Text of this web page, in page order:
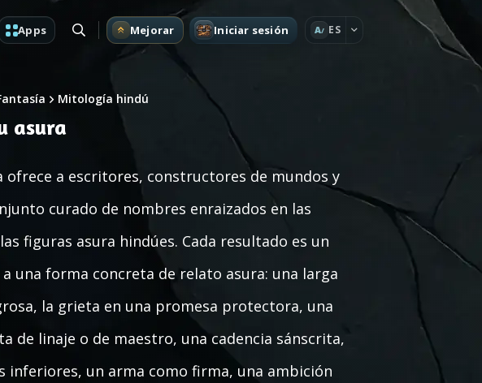
Apps Mejorar Iniciar sesión A ES
Mitología hindú
asura
ofrece a escritores, constructores de mundos y
curado de nombres enraizados en las
figuras asura hindúes. Cada resultado es un
una forma concreta de relato asura: una larga
la grieta en una promesa protectora, una
de linaje o de maestro, una cadencia sánscrita,
inferiores, un arma como firma, una ambición